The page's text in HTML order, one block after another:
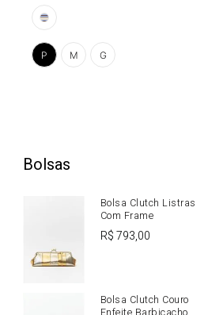
G
M
P
Bolsas
Bolsa Clutch Listras
Com Frame
R$793,00
Bolsa Clutch Couro